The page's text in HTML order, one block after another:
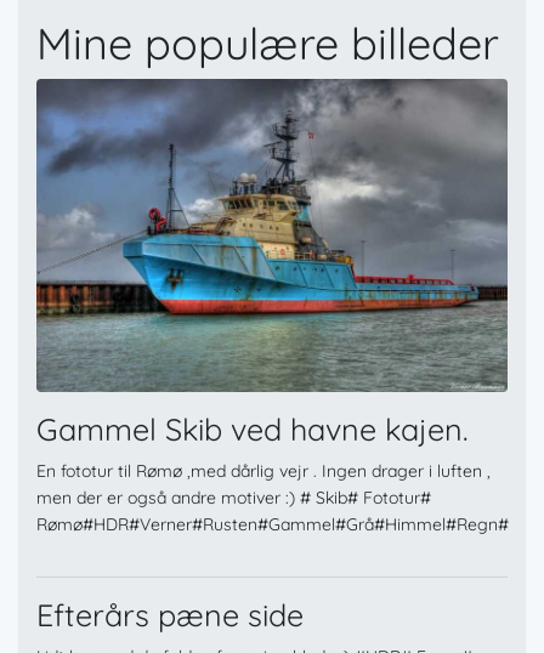
Mine populære billeder
Gammel Skib ved havne kajen.
En fototur til Rømø ,med dårlig vejr . Ingen drager i luften ,
men der er også andre motiver :) # Skib# Fototur#
Rømø#HDR#Verner#Rusten#Gammel#Grå#Himmel#Regn#
Efterårs pæne side